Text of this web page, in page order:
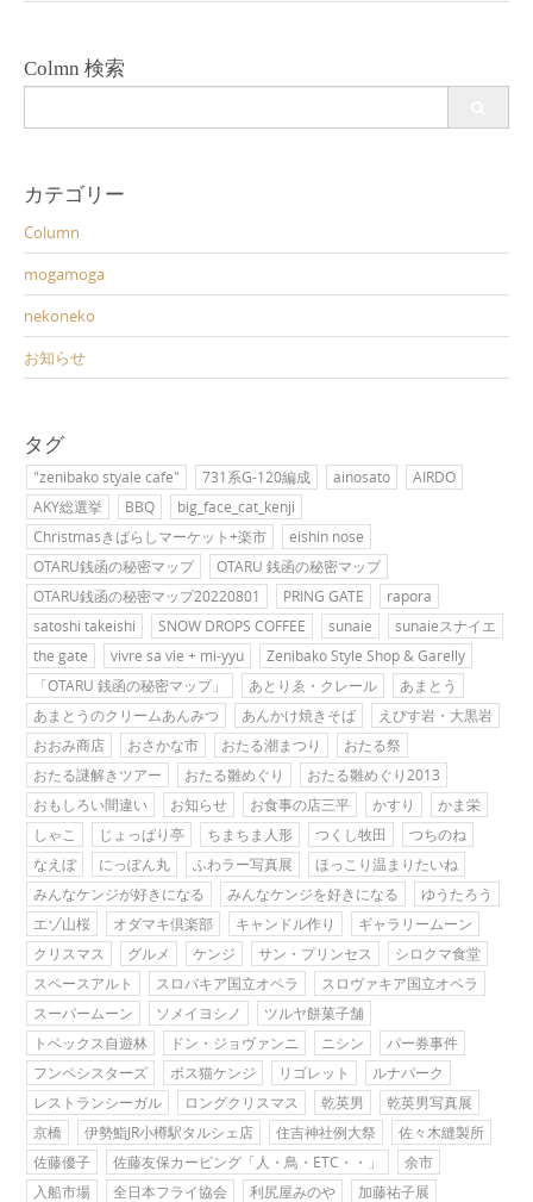
Colmn 検索
カテゴリー
Column
mogamoga
nekoneko
お知らせ
タグ
"zenibako styale cafe" 731系G-120編成 ainosato
AIRDO
AKY総選挙
BBQ
big_face_cat_kenji
Christmasきばらしマーケット+楽市
eishin nose
OTARU銭函の秘密マップ
OTARU 銭函の秘密マップ
OTARU銭函の秘密マップ20220801
PRING GATE
rapora
satoshi takeishi
SNOW DROPS COFFEE sunaie
sunaieスナイエ
the gate
vivre sa vie + mi-yyu
Zenibako Style Shop & Garelly
「OTARU 銭函の秘密マップ」
あとりゑ・クレール
あまとう
あまとうのクリームあんみつ
あんかけ焼きそば
えびす岩・大黒岩
おおみ商店
おさかな市 おたる潮まつり
おたる祭
おたる謎解きツアー
おたる雛めぐり
おたる雛めぐり2013
おもしろい間違い
お知らせ お食事の店三平 かすり
かま栄
しゃこ
じょっぱり亭 ちまちま人形 つくし牧田
つちのね
なえぼ
にっぽん丸 ふわラー写真展
ほっこり温まりたいね
みんなケンジが好きになる
みんなケンジを好きになる
ゆうたろう
エゾ山桜
オダマキ倶楽部 キャンドル作り
ギャラリームーン
クリスマス
グルメ ケンジ サン・プリンセス
シロクマ食堂
スペースアルト
スロバキア国立オペラ
スロヴァキア国立オペラ
スーパームーン
ソメイヨシノ
ツルヤ餅菓子舗
トベックス自遊林
ドン・ジョヴァンニ ニシン
パー券事件
フンペシスターズ
ボス猫ケンジ リゴレット
ルナパーク
レストランシーガル
ロングクリスマス 乾英男
乾英男写真展
京橋
伊勢鮨JR小樽駅タルシェ店 住吉神社例大祭
佐々木縫製所
佐藤優子
佐藤友保カービング「人・鳥・ETC・・」
余市
入船市場
全日本フライ協会 利尻屋みのや
加藤祐子展